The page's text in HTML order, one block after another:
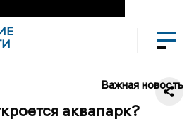
Важная новость
аквапарк?